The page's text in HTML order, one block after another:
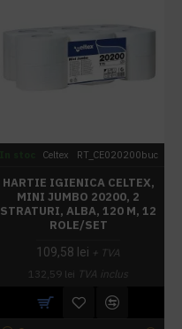
Celtex RT_CE020200buc
HARTIE IGIENICA CELTEX,
MINI JUMBO 20200, 2
STRATURI, ALBA, 120 M, 12
ROLE/SET
109,58 lei + TVA
132,59 lei TVA inclus